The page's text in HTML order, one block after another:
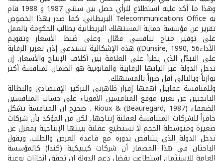
وهذا ما أكد عليه استطلاع للرأي حصل بين سنتي 1987 و 1988 قام
به Telecommunications Office البريطاني. كما صدر بهذا الخصوص
تقرير عن مؤسسة حماية المستهلك البريطانية يطالب الحكومة بالعمل
على توفير مناخ تنافسي فعّال وعلى ضبط الأسعار وتقويم
الأداءDunsire, 1990, 56)) هذه الإشكالية تستدعي إذن تعزيز الرقابة
على التبدّل الذي يطرأ على العلاقة بين أكلاف الإنتاج والأسعار. إن
تدخل الدولة عبر آلياتها الرقابية والقانونية هو الضمان لمنافسة أكثر
توازناً وبالتالي أقل ضرراً بالمستهلك.
وللمنافسة عقابيل أهمها إفراز ظاهرتي التركيز الإقتصادي والبطالة
الناتجتين عن تعزيز موقع المنافسين الأقوياء على حساب المنافسين
الضعفاء (Rioux & (Beauregard, 1987 . صحيح ان المنافسة تشكل
حافزاً للشركات المتنافسة لعقلنة إنتاجها, لكن من المؤكد بأن شركات
صغيرة ومتوسطة الحجم لا تستطيع عقلنة بنيتها الإنتاجية بمعزل عن
تدخل الدولة الذي يتناقض بدوره مع قاعدة العرض والطلب. ويقول
الباحثان في هذا المضمار أن شركات كيبيكية (كندا) كالمؤسسة
العامة للإستثمار, استطاعت بفضل دعم الدولة ان تحقق إنجازات نوعية